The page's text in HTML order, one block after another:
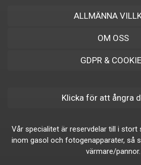
ALLMÄNNA
OM OSS
GDPR &
Klicka för att ångra
Vår specialitet är reservdelar till i
inom gasol och fotogenapparater, så
värmare/pannor.